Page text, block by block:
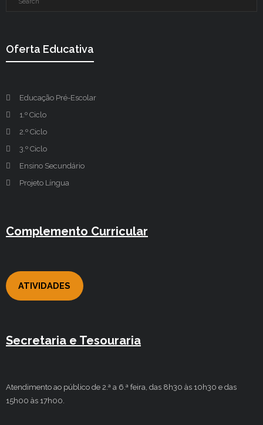
Oferta Educativa
Educação Pré-Escolar
1.º Ciclo
2.º Ciclo
3.º Ciclo
Ensino Secundário
Projeto Língua
Complemento Curricular
ATIVIDADES
Secretaria e Tesouraria
Atendimento ao público de 2.ª a 6.ª feira, das 8h30 às 10h30 e das
15h00 às 17h00.